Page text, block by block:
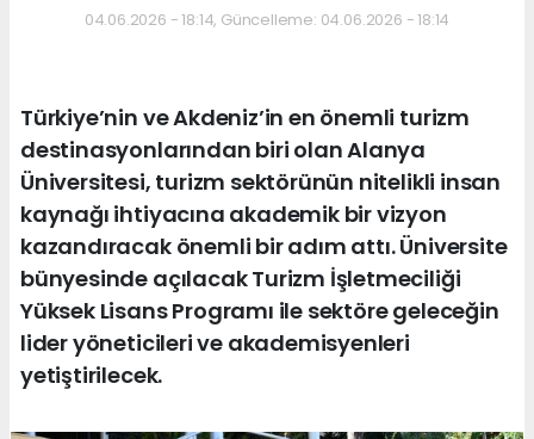
04.06.2026 - 18:14, Güncelleme: 04.06.2026 - 18:14
Türkiye’nin ve Akdeniz’in en önemli turizm
destinasyonlarından biri olan Alanya
Üniversitesi, turizm sektörünün nitelikli insan
kaynağı ihtiyacına akademik bir vizyon
kazandıracak önemli bir adım attı. Üniversite
bünyesinde açılacak Turizm İşletmeciliği
Yüksek Lisans Programı ile sektöre geleceğin
lider yöneticileri ve akademisyenleri
yetiştirilecek.